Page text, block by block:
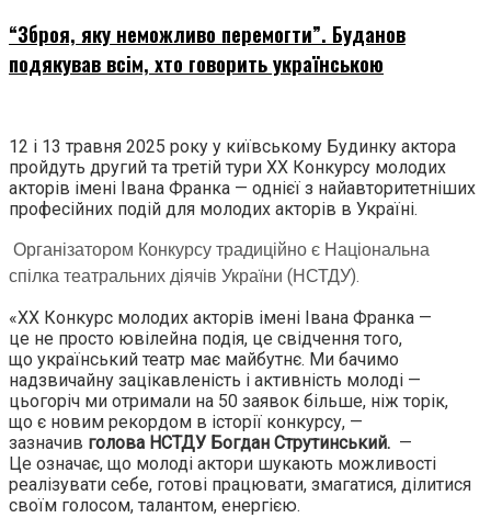
“Зброя, яку неможливо перемогти”. Буданов
подякував всім, хто говорить українською
12 і 13 травня 2025 року у київському Будинку актора
пройдуть другий та третій тури ХХ Конкурсу молодих
акторів імені Івана Франка — однієї з найавторитетніших
професійних подій для молодих акторів в Україні.
Організатором Конкурсу традиційно є Національна
спілка театральних діячів України (НСТДУ).
«ХХ Конкурс молодих акторів імені Івана Франка —
це не просто ювілейна подія, це свідчення того,
що український театр має майбутнє. Ми бачимо
надзвичайну зацікавленість і активність молоді —
цьогоріч ми отримали на 50 заявок більше, ніж торік,
що є новим рекордом в історії конкурсу, —
зазначив голова НСТДУ Богдан Струтинський. —
Це означає, що молоді актори шукають можливості
реалізувати себе, готові працювати, змагатися, ділитися
своїм голосом, талантом, енергією.